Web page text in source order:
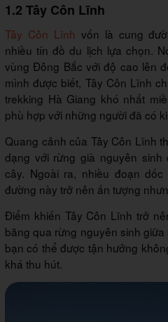
1.2 Tây Côn Lĩnh
Tây Côn Lĩnh vốn là cung
nhiều tín đồ du lịch lựa chọn.
vùng Đông Bắc với độ cao lên
mình được biết, Tây Côn Lĩnh
trekking Hà Giang khó nhất
phù hợp với những người đã có
Quang cảnh của Tây Côn Lĩnh
dạng với rừng già nguyên
cây. Ngoài ra, nhiều đoạn
đường này trở nên ấn tượng
Điểm khiến Tây Côn Lĩnh trở
băng qua rừng nguyên sinh
bạn có thể được tận hưởng
khá thu hút.